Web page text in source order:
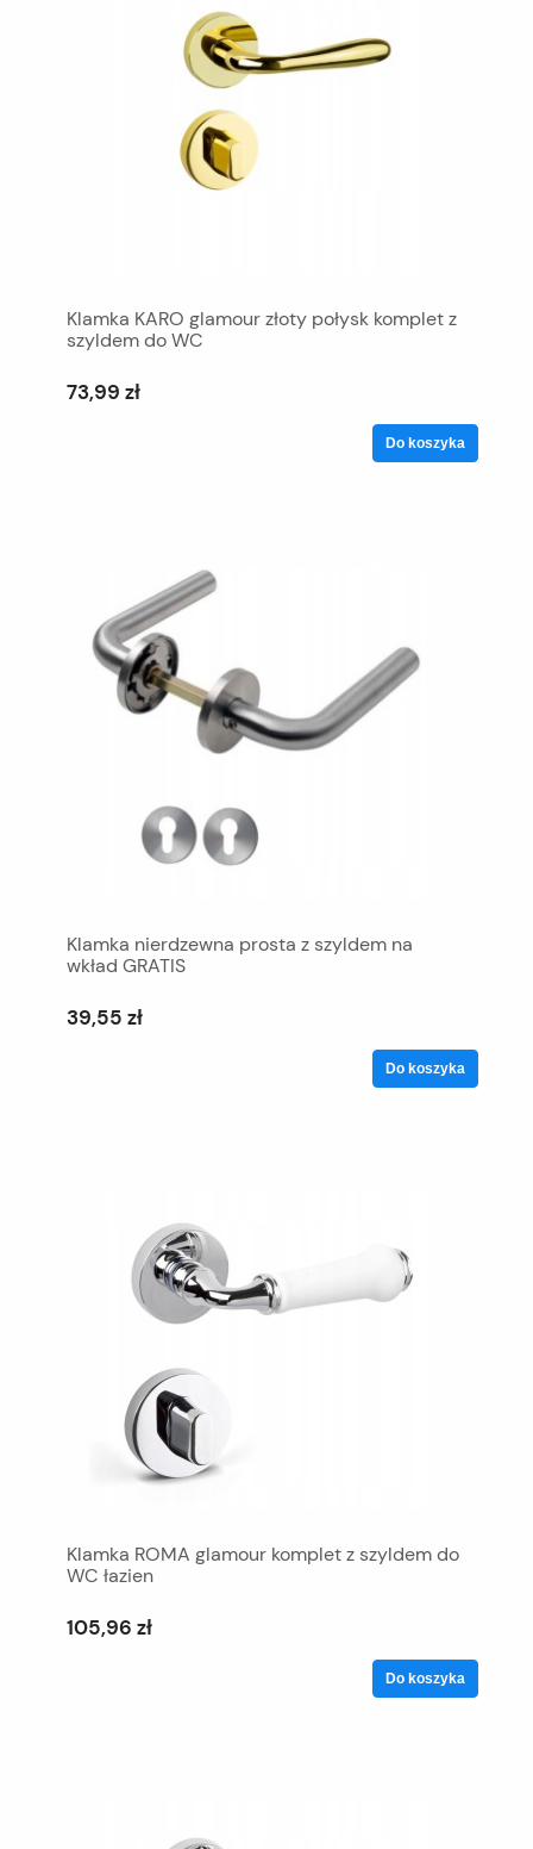
Klamka KARO glamour złoty połysk komplet z
szyldem do WC
73,99 zł
Do koszyka
Klamka nierdzewna prosta z szyldem na
wkład GRATIS
39,55 zł
Do koszyka
Klamka ROMA glamour komplet z szyldem do
WC łazien
105,96 zł
Do koszyka